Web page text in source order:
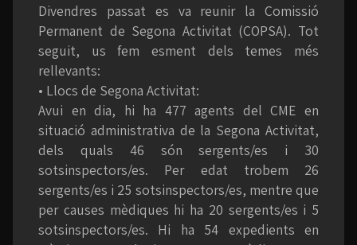
Divendres passat es va reunir la Comissió
Permanent de Segona Activitat (COPSA). Tot
seguit, us fem esment dels temes més
rellevants:
• Llocs de Segona Activitat:
Avui en dia, hi ha 477 agents del CME en
situació administrativa de la Segona Activitat,
dels quals 46 són sergents/es i 30
sotsinspectors/es. Per edat trobem 26
sergents/es i 25 sotsinspectors/es, mentre que
per causes mèdiques hi ha 20 sergents/es i 5
sotsinspectors/es. Hi ha 54 expedients en